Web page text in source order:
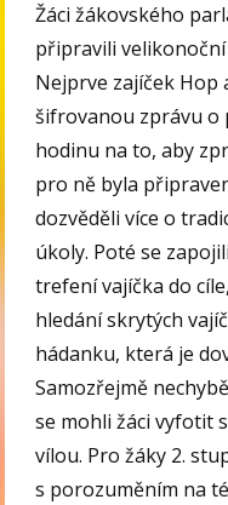
Žáci žákovského
připravili
Nejprve zajíček Hop
šifrovanou zprávu o
hodinu na to, aby
pro ně byla
dozvěděli více o
úkoly. Poté se
trefení vajíčka do
hledání skrytých
hádanku, která je
Samozřejmě
se mohli žáci vyfotit
vílou. Pro žáky 2.
s porozuměním na